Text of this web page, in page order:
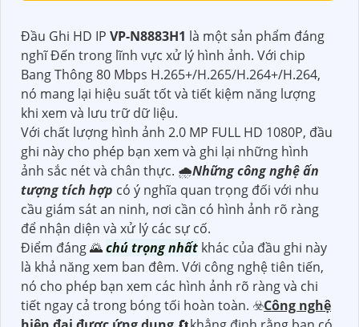
Đầu Ghi HD IP VP-N8883H1 là một sản phẩm đáng
nghĩ Đến trong lĩnh vực xử lý hình ảnh. Với chip
Bang Thông 80 Mbps H.265+/H.265/H.264+/H.264,
nó mang lại hiệu suất tốt và tiết kiệm năng lượng
khi xem và lưu trữ dữ liệu.
Với chất lượng hình ảnh 2.0 MP FULL HD 1080P, đầu
ghi này cho phép bạn xem và ghi lại những hình
ảnh sắc nét và chân thực. 🌧️Những công nghệ ấn
tượng tích hợp có ý nghĩa quan trọng đối với nhu
cầu giám sát an ninh, nơi cần có hình ảnh rõ ràng
để nhận diện và xử lý các sự cố.
Điểm đáng 🌄chú trọng nhất khác của đầu ghi này
là khả năng xem ban đêm. Với công nghệ tiên tiến,
nó cho phép bạn xem các hình ảnh rõ ràng và chi
tiết ngay cả trong bóng tối hoàn toàn. ☣️Công nghệ